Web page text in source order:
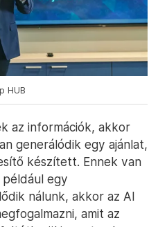
HUB
az információk, akkor
generálódik egy ajánlat,
készített. Ennek van
egy
nálunk, akkor az AI
amit az